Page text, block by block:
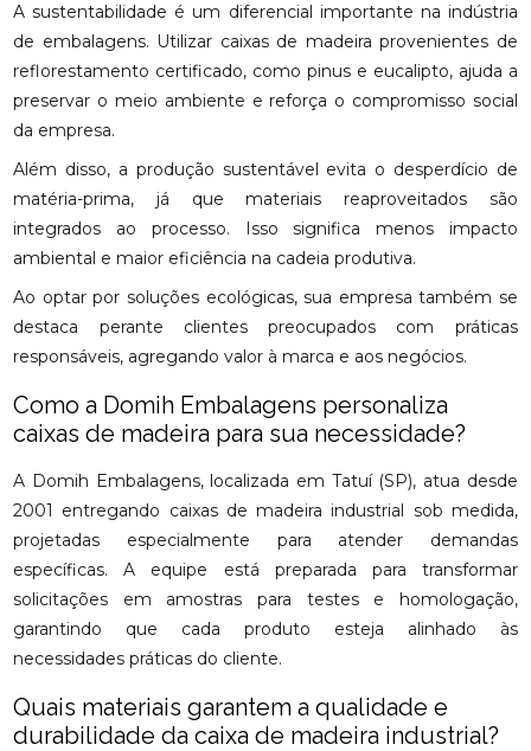
A sustentabilidade é um diferencial importante na indústria
de embalagens. Utilizar caixas de madeira provenientes de
reflorestamento certificado, como pinus e eucalipto, ajuda a
preservar o meio ambiente e reforça o compromisso social
da empresa.
Além disso, a produção sustentável evita o desperdício de
matéria-prima, já que materiais reaproveitados são
integrados ao processo. Isso significa menos impacto
ambiental e maior eficiência na cadeia produtiva.
Ao optar por soluções ecológicas, sua empresa também se
destaca perante clientes preocupados com práticas
responsáveis, agregando valor à marca e aos negócios.
Como a Domih Embalagens personaliza
caixas de madeira para sua necessidade?
A Domih Embalagens, localizada em Tatuí (SP), atua desde
2001 entregando caixas de madeira industrial sob medida,
projetadas especialmente para atender demandas
específicas. A equipe está preparada para transformar
solicitações em amostras para testes e homologação,
garantindo que cada produto esteja alinhado às
necessidades práticas do cliente.
Quais materiais garantem a qualidade e
durabilidade da caixa de madeira industrial?